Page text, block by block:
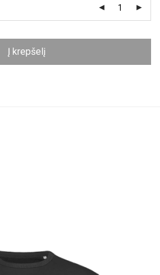
Į krepšelį